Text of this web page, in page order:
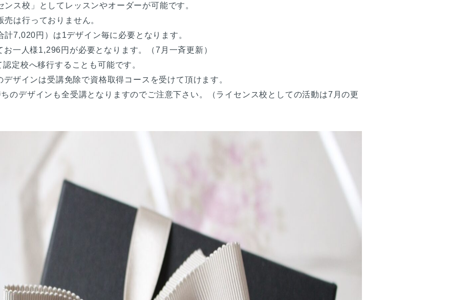
ス校」としてレッスンやオーダーが可能です。
は行っておりません。
7,020円）は1デザイン毎に必要となります。
一人様1,296円が必要となります。（7月一斉更新）
定校へ移行することも可能です。
ザインは受講免除で資格取得コースを受けて頂けます。
のデザインも全受講となりますのでご注意下さい。（ライセンス校としての活動は7月の更